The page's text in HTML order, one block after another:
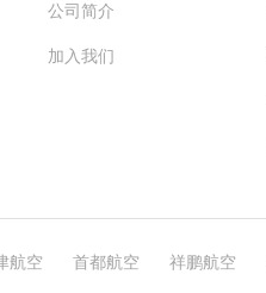
公司简介
加入我们
航空 首都航空 祥鹏航空